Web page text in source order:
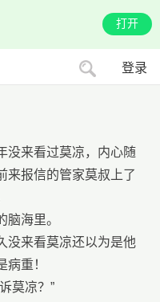
打开
登录
没来看过莫凉，内心随
来报信的管家莫叔上了
海里。
没来看莫凉还以为是他
重！
莫凉？”